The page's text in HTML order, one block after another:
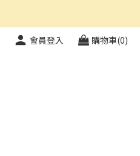
會員登入 購物車(0)